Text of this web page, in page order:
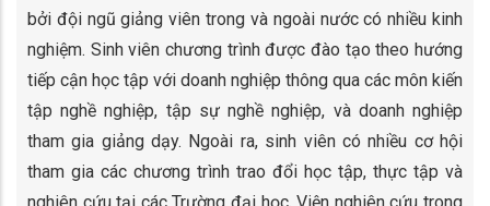
bởi đội ngũ giảng viên trong và ngoài nước có nhiều kinh
nghiệm. Sinh viên chương trình được đào tạo theo hướng
tiếp cận học tập với doanh nghiệp thông qua các môn kiến
tập nghề nghiệp, tập sự nghề nghiệp, và doanh nghiệp
tham gia giảng dạy. Ngoài ra, sinh viên có nhiều cơ hội
tham gia các chương trình trao đổi học tập, thực tập và
nghiên cứu tại các Trường đại học, Viện nghiên cứu trong